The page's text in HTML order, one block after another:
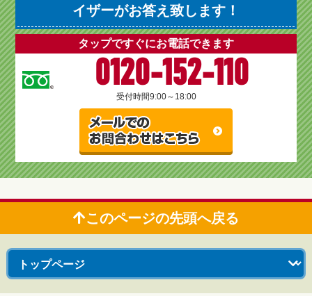
イザーがお答え致します！
タップですぐにお電話できます
0120-152-110
受付時間9:00～18:00
このページの先頭へ戻る